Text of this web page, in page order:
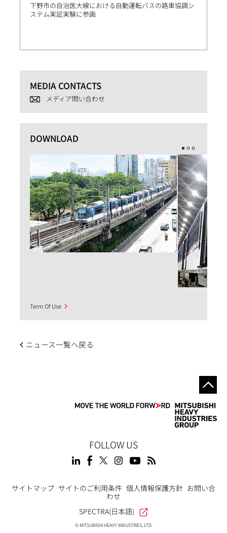
下野市の自治医大線における自動運転バスの路車協調シ
ステム実証実験に参画
MEDIA CONTACTS
メディア問い合わせ
DOWNLOAD
Term Of Use
ニュース一覧へ戻る
FOLLOW US
Footer
サイトマップ サイトのご利用条件 個人情報保護方針 お問い合
わせ
SPECTRA(日本語)
© MITSUBISHI HEAVY INDUSTRIES, LTD.